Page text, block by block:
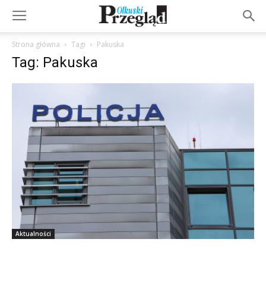
Strona główna Tagi Pakuska
Tag: Pakuska
Aktualności